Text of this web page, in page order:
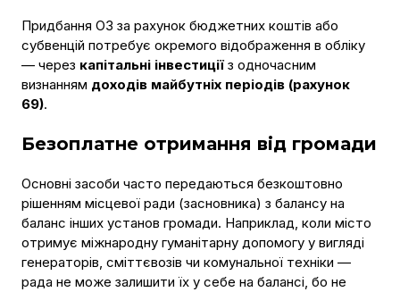
Придбання ОЗ за рахунок бюджетних коштів або
субвенцій потребує окремого відображення в обліку
— через капітальні інвестиціїз одночасним
визнанням доходів майбутніх періодів (рахунок
69).
Безоплатне отримання від громади
Основні засоби часто передаються безкоштовно
рішенням місцевої ради (засновника) з балансу на
баланс інших установ громади. Наприклад, коли місто
отримує міжнародну гуманітарну допомогу у вигляді
генераторів, сміттєвозів чи комунальної техніки —
рада не може залишити їх у себе на балансі, бо не